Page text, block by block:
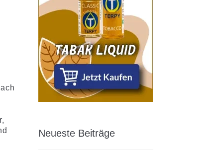
Neueste Beiträge